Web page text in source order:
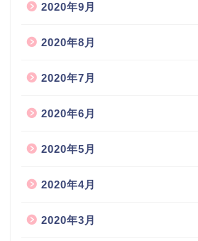
2020年9月
2020年8月
2020年7月
2020年6月
2020年5月
2020年4月
2020年3月